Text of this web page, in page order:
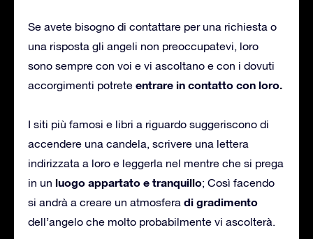
Se avete bisogno di contattare per una richiesta o
una risposta gli angeli non preoccupatevi, loro
sono sempre con voi e vi ascoltano e con i dovuti
accorgimenti potrete entrare in contatto con loro.
I siti più famosi e libri a riguardo suggeriscono di
accendere una candela, scrivere una lettera
indirizzata a loro e leggerla nel mentre che si prega
in un luogo appartato e tranquillo; Così facendo
si andrà a creare un atmosfera di gradimento
dell’angelo che molto probabilmente vi ascolterà.